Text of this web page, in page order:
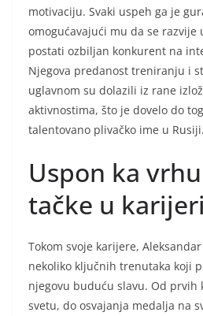
motivaciju. Svaki uspeh ga je
omogućavajući mu da se razvije
postati ozbiljan konkurent na
Njegova predanost treniranju i
uglavnom su dolazili iz rane
aktivnostima, što je dovelo do
talentovano plivačko ime u Rusiji.
Uspon ka
tačke u karijeri
Tokom svoje karijere,
nekoliko ključnih trenutaka koji
njegovu buduću slavu. Od prvih
svetu, do osvajanja medalja na